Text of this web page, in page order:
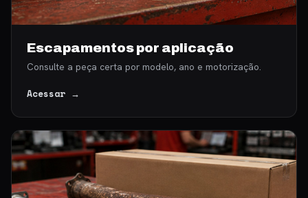
Escapamentos por aplicação
Consulte a peça certa por modelo, ano e motorização.
Acessar →